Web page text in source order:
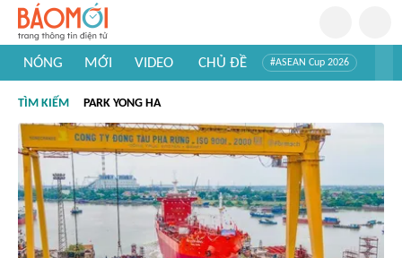
NÓNG MỚI VIDEO CHỦ ĐỀ #ASEAN Cup 2026
#Khám phá Việt Nam
#Khám phá thế giới
TÌM KIẾM PARK YONG HA